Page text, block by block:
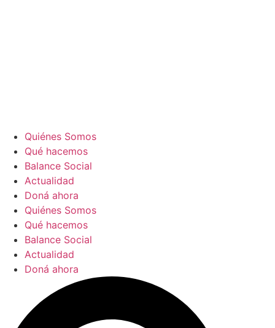
Quiénes Somos
Qué hacemos
Balance Social
Actualidad
Doná ahora
Quiénes Somos
Qué hacemos
Balance Social
Actualidad
Doná ahora